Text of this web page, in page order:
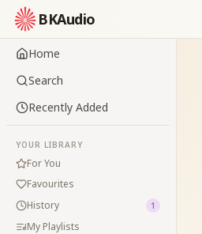
BKAudio
Home
Search
Recently Added
YOUR LIBRARY
For You
Favourites
History
1
My Playlists